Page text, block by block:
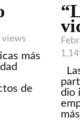
views
más
de
dio